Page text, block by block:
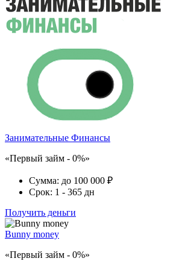
Занимательные Финансы
«Первый займ - 0%»
Сумма: до 100 000 ₽
Срок: 1 - 365 дн
Получить деньги
Bunny money
«Первый займ - 0%»